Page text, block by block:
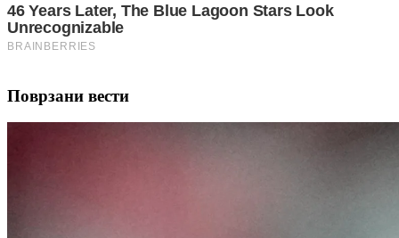
Поврзани вести